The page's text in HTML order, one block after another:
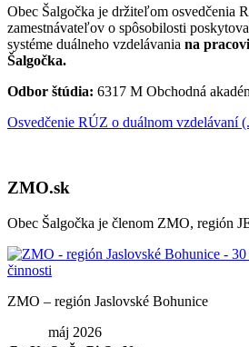
Obec Šalgočka je držiteľom osvedčenia
zamestnávateľov o spôsobilosti
systéme duálneho vzdelávania na
Šalgočka.
Odbor štúdia: 6317 M Obchodná
Osvedčenie RÚZ o duálnom vzdelávaní
ZMO.sk
Obec Šalgočka je členom ZMO, región
ZMO – región Jaslovské Bohunice
máj 2026